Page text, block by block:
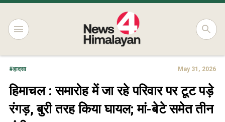
#हादसा May 31, 2026
हिमाचल : समारोह में जा रहे परिवार पर टूट पड़े
रंगड़, बुरी तरह किया घायल; मां-बेटे समेत तीन